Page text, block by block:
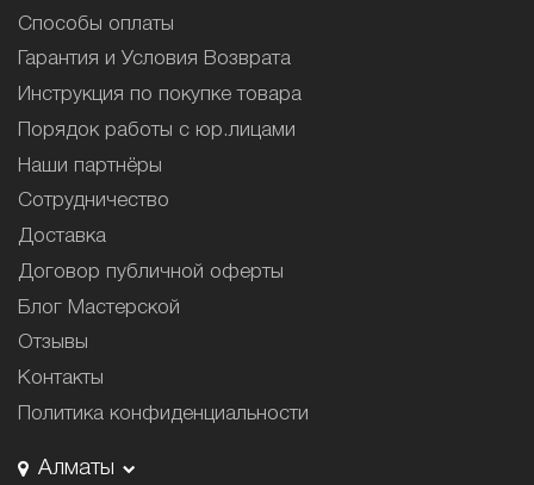
Способы оплаты
Гарантия и Условия Возврата
Инструкция по покупке товара
Порядок работы с юр.лицами
Наши партнёры
Сотрудничество
Доставка
Договор публичной оферты
Блог Мастерской
Отзывы
Контакты
Политика конфиденциальности
Алматы